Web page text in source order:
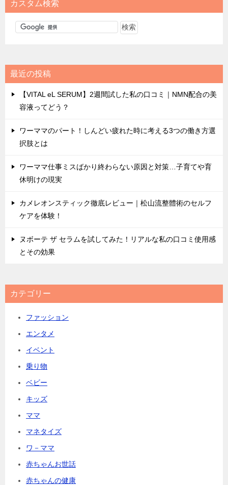
カスタム検索
最近の投稿
【VITAL eL SERUM】2週間試した私の口コミ｜NMN配合の美
容液ってどう？
ワーママのパート！しんどい疲れた時に考える3つの働き方選
択肢とは
ワーママ仕事ミスばかり終わらない原因と対策…子育てや育
休明けの現実
カメレオンスティック徹底レビュー｜松山流整體術のセルフ
ケアを体験！
ヌボーテ ザ セラムを試してみた！リアルな私の口コミ使用感
とその効果
カテゴリー
ファッション
エンタメ
イベント
乗り物
ベビー
キッズ
ママ
マネタイズ
ワ－ママ
赤ちゃんお世話
赤ちゃんの健康